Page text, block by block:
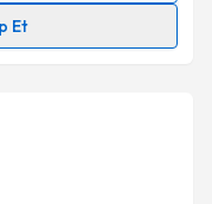
Et
e-